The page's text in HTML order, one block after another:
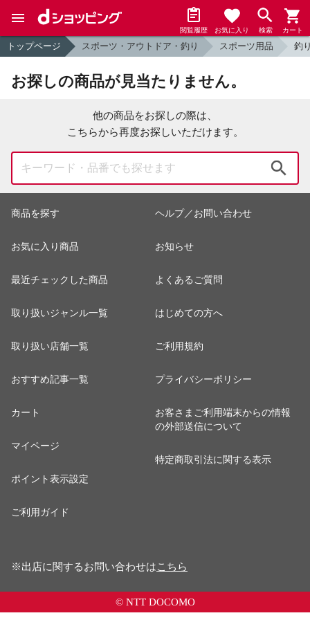
閲覧履歴 お気に入り 検索 カート
トップページ スポーツ・アウトドア・釣り スポーツ用品 釣
お探しの商品が見当たりません。
他の商品をお探しの際は、
こちらから再度お探しいただけます。
商品を探す
お気に入り商品
最近チェックした商品
取り扱いジャンル一覧
取り扱い店舗一覧
おすすめ記事一覧
カート
マイページ
ポイント表示設定
ご利用ガイド
ヘルプ／お問い合わせ
お知らせ
よくあるご質問
はじめての方へ
ご利用規約
プライバシーポリシー
お客さまご利用端末からの情報
の外部送信について
特定商取引法に関する表示
※出店に関するお問い合わせはこちら
© NTT DOCOMO